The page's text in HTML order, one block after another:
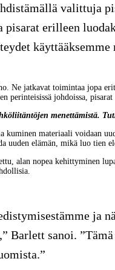
valittuja
erilleen
käyttääksemme
Ne jatkavat toimintaa jopa
perinteisissä johdoissa,
menettämistä.
materiaali voidaan
uuden elämän, mikä luo tien
alan nopea kehittyminen
ja
Barlett sanoi.